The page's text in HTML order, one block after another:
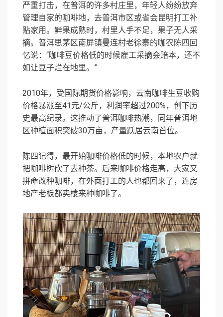
严重打击，在普洱的许多村庄里，年轻人纷纷放弃
管理自家的咖啡地，去普洱市区或省会昆明打工补
贴家用。鲜果成熟时，村里人手不足，果子无人采
摘。普洱思茅区南屏镇曼连村老徐寨的咖农陈四回
忆说：“咖啡豆价格低的时候雇工采摘会赔本，还不
如让豆子烂在地里。”
2010年，受国际期货价格影响，云南咖啡生豆收购
价格暴涨至41元/公斤，利润率超过200%，创下历
史最高纪录。这推动了普洱咖啡热潮，同年普洱地
区种植面积突破30万亩，产量跃居云南首位。
陈四记得，最开始咖啡价格低的时候，本地农户就
把咖啡树砍了去种茶。后来咖啡价格走高，大家又
拼命改种咖啡，在外面打工的人也都回来了，连房
地产老板都卖楼来种咖啡了。